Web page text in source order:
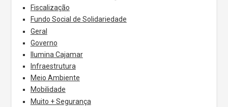
Fiscalização
Fundo Social de Solidariedade
Geral
Governo
Ilumina Cajamar
Infraestrutura
Meio Ambiente
Mobilidade
Muito + Segurança